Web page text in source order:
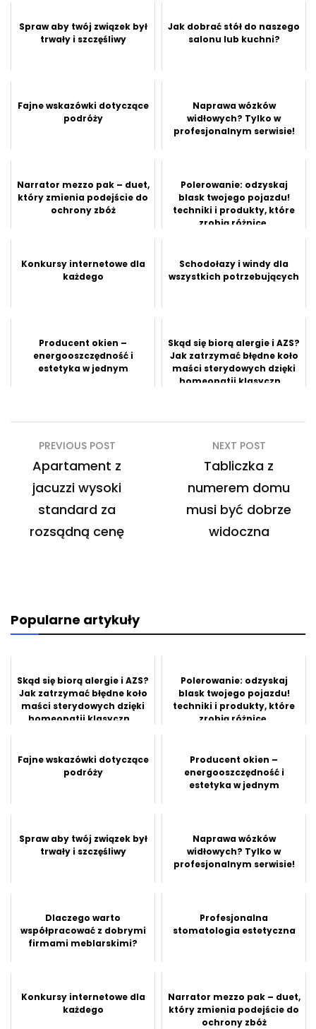
Spraw aby twój związek był
trwały i szczęśliwy
Jak dobrać stół do naszego
salonu lub kuchni?
Fajne wskazówki dotyczące
podróży
Naprawa wózków
widłowych? Tylko w
profesjonalnym serwisie!
Narrator mezzo pak – duet,
który zmienia podejście do
ochrony zbóż
Polerowanie: odzyskaj
blask twojego pojazdu!
techniki i produkty, które
zrobią różnicę.
Konkursy internetowe dla
każdego
Schodołazy i windy dla
wszystkich potrzebujących
Producent okien –
energooszczędność i
estetyka w jednym
Skąd się biorą alergie i AZS?
Jak zatrzymać błędne koło
maści sterydowych dzięki
homeopatii klasyczn...
Nawigacja
wpisu
PREVIOUS POST
Apartament z
jacuzzi wysoki
standard za
rozsądną cenę
NEXT POST
Tabliczka z
numerem domu
musi być dobrze
widoczna
Popularne artykuły
Skąd się biorą alergie i AZS?
Jak zatrzymać błędne koło
maści sterydowych dzięki
homeopatii klasyczn...
Polerowanie: odzyskaj
blask twojego pojazdu!
techniki i produkty, które
zrobią różnicę.
Fajne wskazówki dotyczące
podróży
Producent okien –
energooszczędność i
estetyka w jednym
Spraw aby twój związek był
trwały i szczęśliwy
Naprawa wózków
widłowych? Tylko w
profesjonalnym serwisie!
Dlaczego warto
współpracować z dobrymi
firmami meblarskimi?
Profesjonalna
stomatologia estetyczna
Konkursy internetowe dla
każdego
Narrator mezzo pak – duet,
który zmienia podejście do
ochrony zbóż